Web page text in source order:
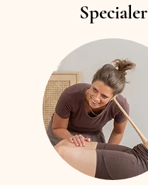
Specialer